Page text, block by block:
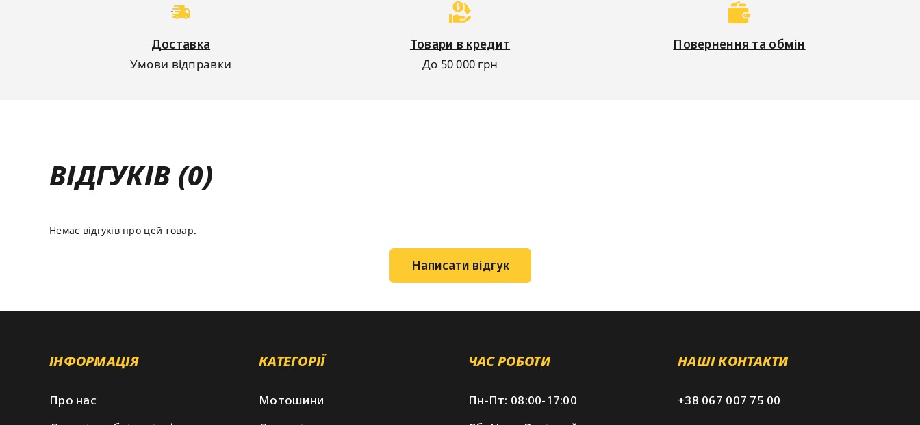
Доставка
Умови відправки
Товари в кредит
До 50 000 грн
Повернення та обмін
ВІДГУКІВ (0)
Немає відгуків про цей товар.
Написати відгук
ІНФОРМАЦІЯ
Про нас
КАТЕГОРІЇ
Мотошини
ЧАС РОБОТИ
Пн-Пт: 08:00-17:00
НАШІ КОНТАКТИ
+38 067 007 75 00